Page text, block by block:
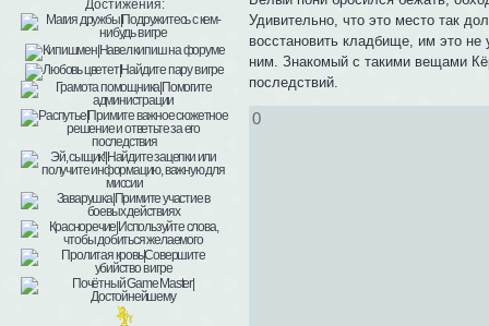
Достижения:
Удивительно, что это место так
восстановить кладбище, им это
ним. Знакомый с такими вещами
последствий.
0